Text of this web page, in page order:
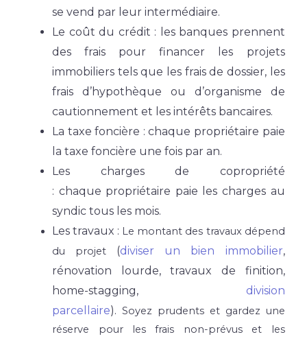
se vend par leur intermédiaire.
Le coût du crédit : les banques prennent
des frais pour financer les projets
immobiliers tels que les frais de dossier, les
frais d’hypothèque ou d’organisme de
cautionnement et les intérêts bancaires.
La taxe foncière : chaque propriétaire paie
la taxe foncière une fois par an.
Les charges de copropriété
: chaque propriétaire paie les charges au
syndic tous les mois.
Les travaux : Le montant des travaux dépend
du projet (diviser un bien immobilier,
rénovation lourde, travaux de finition,
home-stagging, division
parcellaire). Soyez prudents et gardez une
réserve pour les frais non-prévus et les